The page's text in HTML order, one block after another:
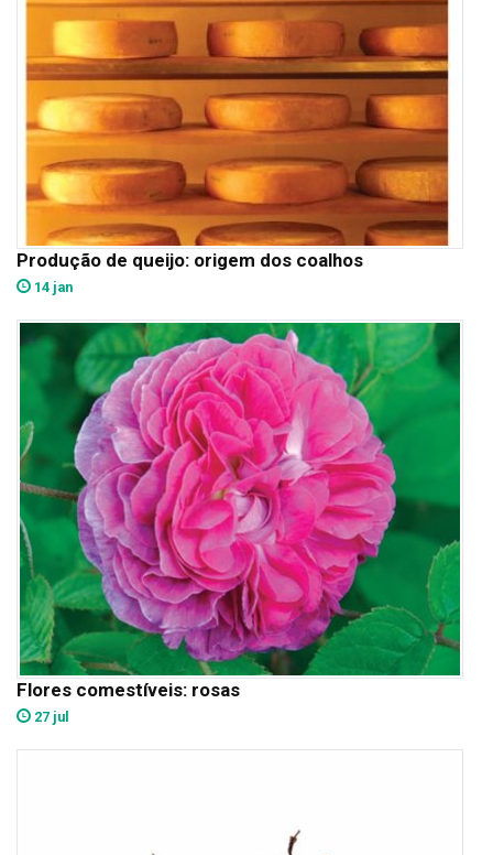
Produção de queijo: origem dos coalhos
14 jan
Flores comestíveis: rosas
27 jul